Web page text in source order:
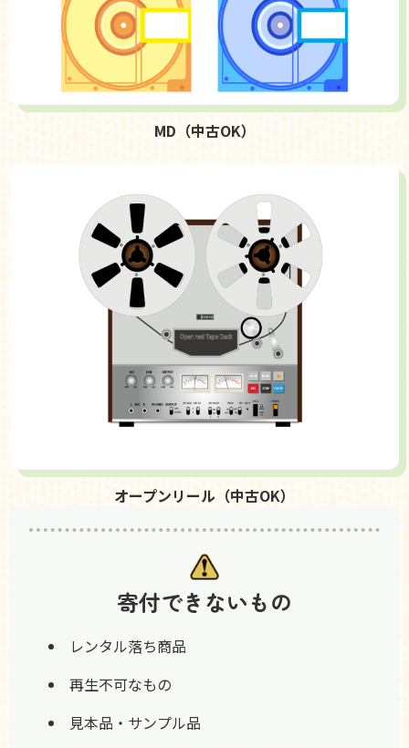
MD（中古OK）
オープンリール（中古OK）
寄付できないもの
レンタル落ち商品
再生不可なもの
見本品・サンプル品